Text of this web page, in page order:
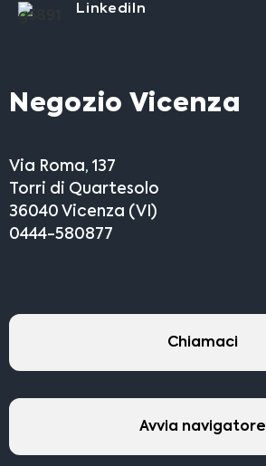
LinkediIn
Negozio Vicenza
Via Roma, 137
Torri di Quartesolo
36040 Vicenza (VI)
0444-580877
Chiamaci
Avvia navigatore